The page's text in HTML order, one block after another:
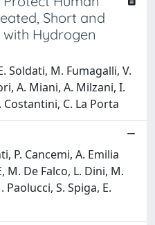
Short and
Hydrogen
Soldati, M. Fumagalli, V.
A. Miani, A. Milzani, I.
Costantini, C. La Porta
P. Cancemi, A. Emilia
M. De Falco, L. Dini, M.
S. Spiga, E.